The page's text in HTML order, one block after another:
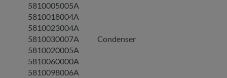
5810005005A
5810018004A
5810023004A
5810030007A
5810020005A
5810060000A
5810098006A
Condenser